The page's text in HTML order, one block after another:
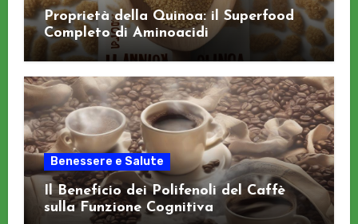
Proprietà della Quinoa: il Superfood
Completo di Aminoacidi
Benessere e Salute
Il Beneficio dei Polifenoli del Caffè
sulla Funzione Cognitiva